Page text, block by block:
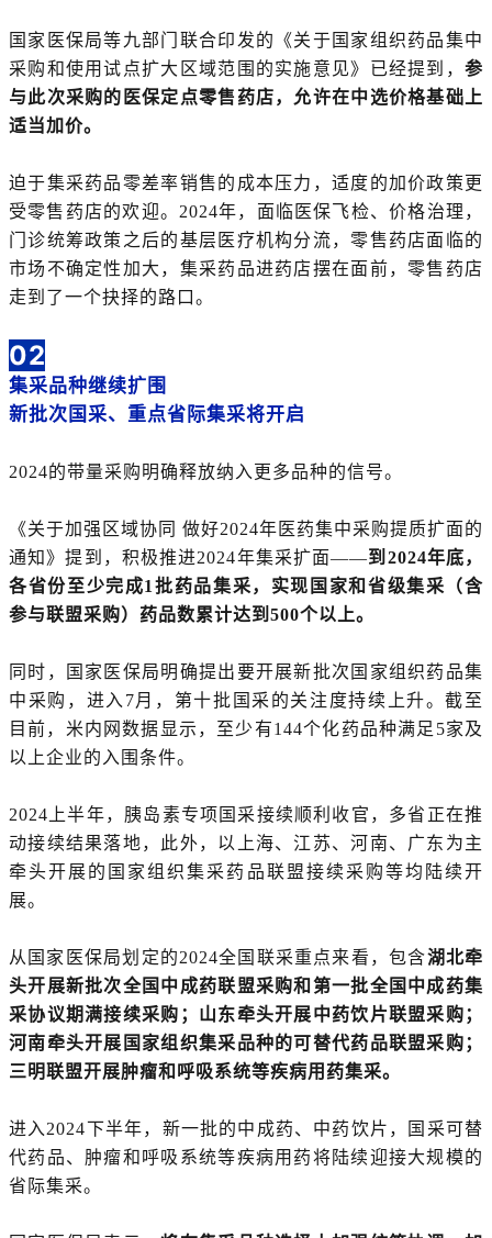
国家医保局等九部门联合印发的《关于国家组织药品集中
采购和使用试点扩大区域范围的实施意见》已经提到， 参
与此次采购的医保定点零售药店，允许在中选价格基础上
适当加价。
迫于集采药品零差率销售的成本压力，适度的加价政策更
受零售药店的欢迎。2024年，面临医保飞检、价格治理，
门诊统筹政策之后的基层医疗机构分流，零售药店面临的
市场不确定性加大，集采药品进药店摆在面前，零售药店
走到了一个抉择的路口。
02
集采品种继续扩围
新批次国采、重点省际集采将开启
2024的带量采购明确释放纳入更多品种的信号。
《关于加强区域协同 做好2024年医药集中采购提质扩面的
通知》提到，积极推进2024年集采扩面——到2024年底，
各省份至少完成1批药品集采，实现国家和省级集采（含
参与联盟采购）药品数累计达到500个以上。
同时，国家医保局明确提出要开展新批次国家组织药品集
中采购，进入7月，第十批国采的关注度持续上升。截至
目前，米内网数据显示，至少有144个化药品种满足5家及
以上企业的入围条件。
2024上半年，胰岛素专项国采接续顺利收官，多省正在推
动接续结果落地，此外，以上海、江苏、河南、广东为主
牵头开展的国家组织集采药品联盟接续采购等均陆续开
展。
从国家医保局划定的2024全国联采重点来看，包含湖北牵
头开展新批次全国中成药联盟采购和第一批全国中成药集
采协议期满接续采购；山东牵头开展中药饮片联盟采购；
河南牵头开展国家组织集采品种的可替代药品联盟采购；
三明联盟开展肿瘤和呼吸系统等疾病用药集采。
进入2024下半年，新一批的中成药、中药饮片，国采可替
代药品、肿瘤和呼吸系统等疾病用药将陆续迎接大规模的
省际集采。